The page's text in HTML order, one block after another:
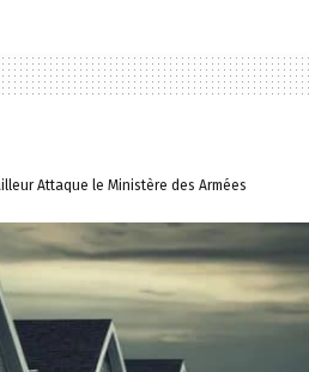
Attaque le Ministère des Armées